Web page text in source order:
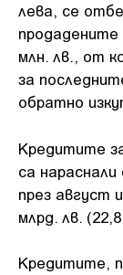
лева, се
млн. лв., от
за
обратно
Кредитите
са
през август
млрд. лв.
Кредитите,